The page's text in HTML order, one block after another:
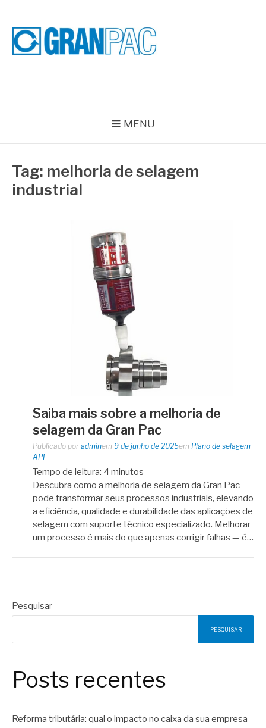
conteúdo
MENU
Tag: melhoria de selagem
industrial
Saiba mais sobre a melhoria de
selagem da Gran Pac
Publicado por adminem 9 de junho de 2025em Plano de selagem
API
Tempo de leitura: 4 minutos
Descubra como a melhoria de selagem da Gran Pac
pode transformar seus processos industriais, elevando
a eficiência, qualidade e durabilidade das aplicações de
selagem com suporte técnico especializado. Melhorar
um processo é mais do que apenas corrigir falhas — é…
Pesquisar
PESQUISAR
Posts recentes
Reforma tributária: qual o impacto no caixa da sua empresa